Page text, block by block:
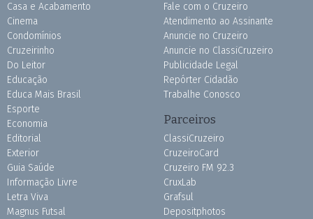
Casa e Acabamento
Cinema
Condomínios
Cruzeirinho
Do Leitor
Educação
Educa Mais Brasil
Esporte
Economia
Editorial
Exterior
Guia Saúde
Informação Livre
Letra Viva
Magnus Futsal
Fale com o Cruzeiro
Atendimento ao Assinante
Anuncie no Cruzeiro
Anuncie no ClassiCruzeiro
Publicidade Legal
Repórter Cidadão
Trabalhe Conosco
Parceiros
ClassiCruzeiro
CruzeiroCard
Cruzeiro FM 92.3
CruxLab
Grafsul
Depositphotos